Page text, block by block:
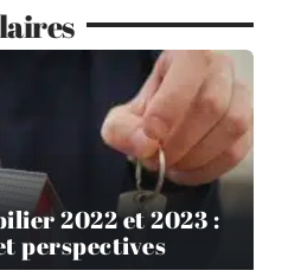
2022 et 2023 :
perspectives